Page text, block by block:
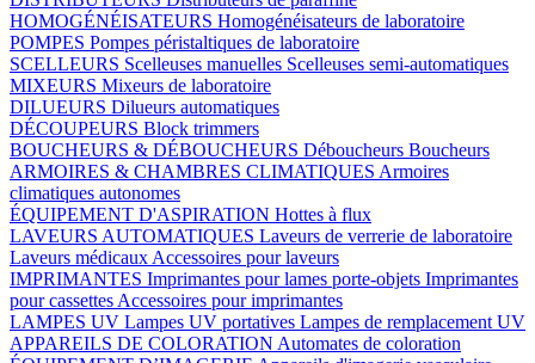
HOMOGÉNÉISATEURS Homogénéisateurs de laboratoire
POMPES Pompes péristaltiques de laboratoire
SCELLEURS Scelleuses manuelles Scelleuses semi-automatiques
MIXEURS Mixeurs de laboratoire
DILUEURS Dilueurs automatiques
DÉCOUPEURS Block trimmers
BOUCHEURS & DÉBOUCHEURS Déboucheurs Boucheurs
ARMOIRES & CHAMBRES CLIMATIQUES Armoires
climatiques autonomes
ÉQUIPEMENT D'ASPIRATION Hottes à flux
LAVEURS AUTOMATIQUES Laveurs de verrerie de laboratoire
Laveurs médicaux Accessoires pour laveurs
IMPRIMANTES Imprimantes pour lames porte-objets Imprimantes
pour cassettes Accessoires pour imprimantes
LAMPES UV Lampes UV portatives Lampes de remplacement UV
APPAREILS DE COLORATION Automates de coloration